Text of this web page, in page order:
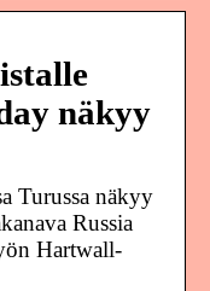
näkyy
Turussa näkyy
Russia
Hartwall-